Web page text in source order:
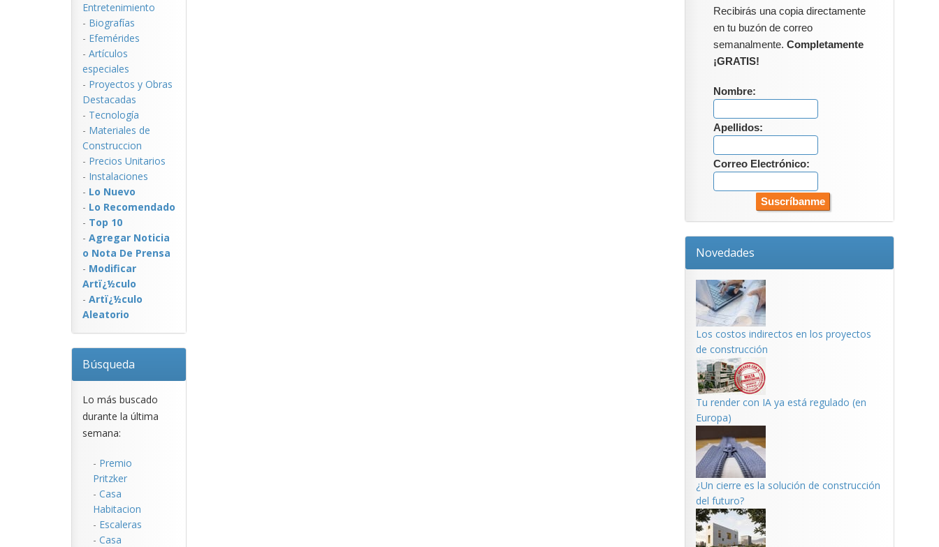
Entretenimiento
- Biografías
- Efemérides
- Artículos
especiales
- Proyectos y Obras
Destacadas
- Tecnología
- Materiales de
Construccion
- Precios Unitarios
- Instalaciones
- Lo Nuevo
- Lo Recomendado
- Top 10
- Agregar Noticia
o Nota De Prensa
- Modificar
Artï¿½culo
- Artï¿½culo
Aleatorio
Búsqueda
Lo más buscado
durante la última
semana:
- Premio
Pritzker
- Casa
Habitacion
- Escaleras
- Casa
Recibirás una copia directamente
en tu buzón de correo
semanalmente. Completamente
¡GRATIS!
Nombre:
Apellidos:
Correo Electrónico:
Novedades
Los costos indirectos en los proyectos
de construcción
Tu render con IA ya está regulado (en
Europa)
¿Un cierre es la solución de construcción
del futuro?